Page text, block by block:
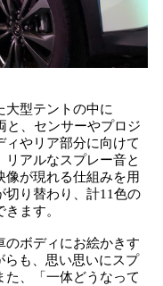
大型テントの中に
と、センサーやプロジ
ィやリア部分に向けて
アルなスプレー音と
像が現れる仕組みを用
切り替わり、計11色の
ます。
のボディにお絵かきす
らも、思い思いにスプ
た、「一体どうなって